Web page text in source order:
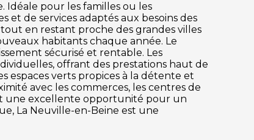
Idéale pour les familles ou les
de services adaptés aux besoins des
en restant proche des grandes villes
habitants chaque année. Le
sécurisé et rentable. Les
offrant des prestations haut de
espaces verts propices à la détente et
avec les commerces, les centres de
une excellente opportunité pour un
La Neuville-en-Beine est une